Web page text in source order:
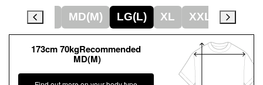
173cm 70kgRecommended
MD(M)
SM(S) MD(M) LG(L) XL XXL 3XL